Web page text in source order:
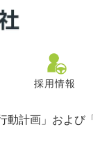
採用情報
計画」および